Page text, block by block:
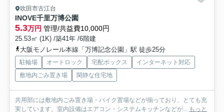
吹田市古江台
INOVE千里万博公園
5.3万円 管理/共益費10,000円
25.53㎡ (1K) /築41年 /6階建
大阪モノレール本線「万博記念公園」駅 徒歩25分
駐輪場 オートロック 宅配ボックス
インターネット対応
敷地内ごみ置き場
閑静な住宅地
共用部には敷地内ごみ置き場・バイク置場などが揃っており、とても充
実しています。室内設備はエアコン・システムキッチンなどが... もっと